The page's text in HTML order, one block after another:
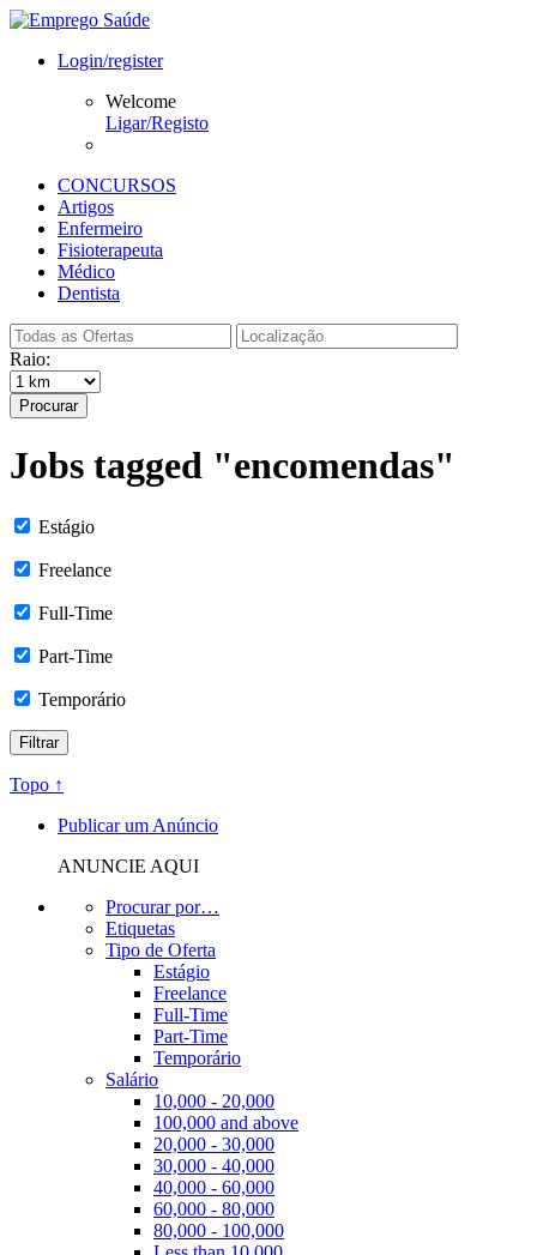
Login/register
Welcome
Ligar/Registo
CONCURSOS
Artigos
Enfermeiro
Fisioterapeuta
Médico
Dentista
Raio:
Procurar
Jobs tagged "encomendas"
Estágio
Freelance
Full-Time
Part-Time
Temporário
Topo ↑
Publicar um Anúncio
ANUNCIE AQUI
Procurar por…
Etiquetas
Tipo de Oferta
Estágio
Freelance
Full-Time
Part-Time
Temporário
Salário
10,000 - 20,000
100,000 and above
20,000 - 30,000
30,000 - 40,000
40,000 - 60,000
60,000 - 80,000
80,000 - 100,000